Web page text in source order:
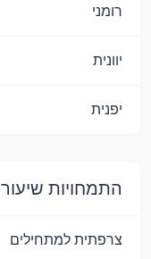
רומני
יוונית
יפנית
התמחויות שיעור
צרפתית למתחילים